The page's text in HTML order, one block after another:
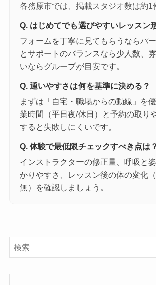
各務原市では、掲載スタジオ数は約1
Q. はじめてでも選びやすいレッスン
フォームを丁寧に見てもらうならパ
とサポートのバランスなら少人数、
いならグループが目安です。
Q. 通いやすさは何を基準に決める？
まずは「自宅・職場からの動線」を
業時間（平日夜/休日）と予約の取り
すると失敗しにくいです。
Q. 体験で最低限チェックすべき点は
インストラクターの修正量、呼吸と
かりやすさ、レッスン後の体の変化
無）を確認しましょう。